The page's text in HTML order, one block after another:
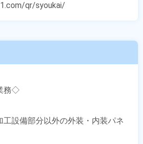
qr/syoukai/
務◇
工設備部分以外の外装・内装パネ